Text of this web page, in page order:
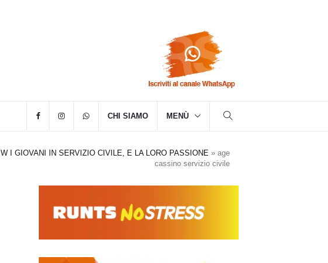
CHI SIAMO MENÙ
W I GIOVANI IN SERVIZIO CIVILE, E LA LORO PASSIONE » age
cassino servizio civile